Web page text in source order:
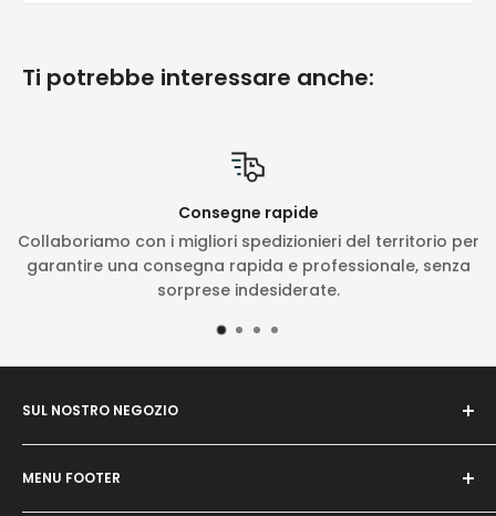
Ti potrebbe interessare anche:
Consegne rapide
Collaboriamo con i migliori spedizionieri del territorio per
garantire una consegna rapida e professionale, senza
sorprese indesiderate.
SUL NOSTRO NEGOZIO
Il nostro obbiettivo è quello di essere il punto di
riferimento per gli esperti del settore e per gli
amatoriali in prodotti / macchinari per il
MENU FOOTER